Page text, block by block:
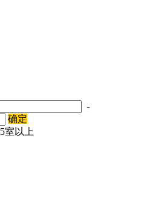
-
确定
5室以上